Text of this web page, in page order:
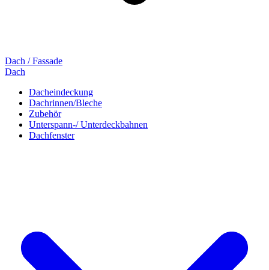
Dach / Fassade
Dach
Dacheindeckung
Dachrinnen/Bleche
Zubehör
Unterspann-/ Unterdeckbahnen
Dachfenster